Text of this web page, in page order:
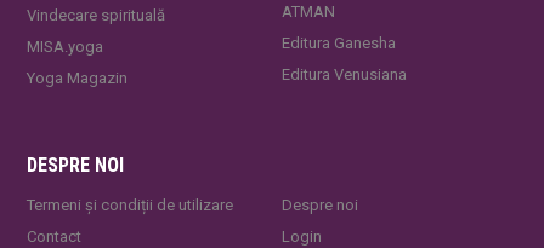
Vindecare spirituală
MISA.yoga
Yoga Magazin
ATMAN
Editura Ganesha
Editura Venusiana
DESPRE NOI
Termeni și condiții de utilizare
Contact
Despre noi
Login